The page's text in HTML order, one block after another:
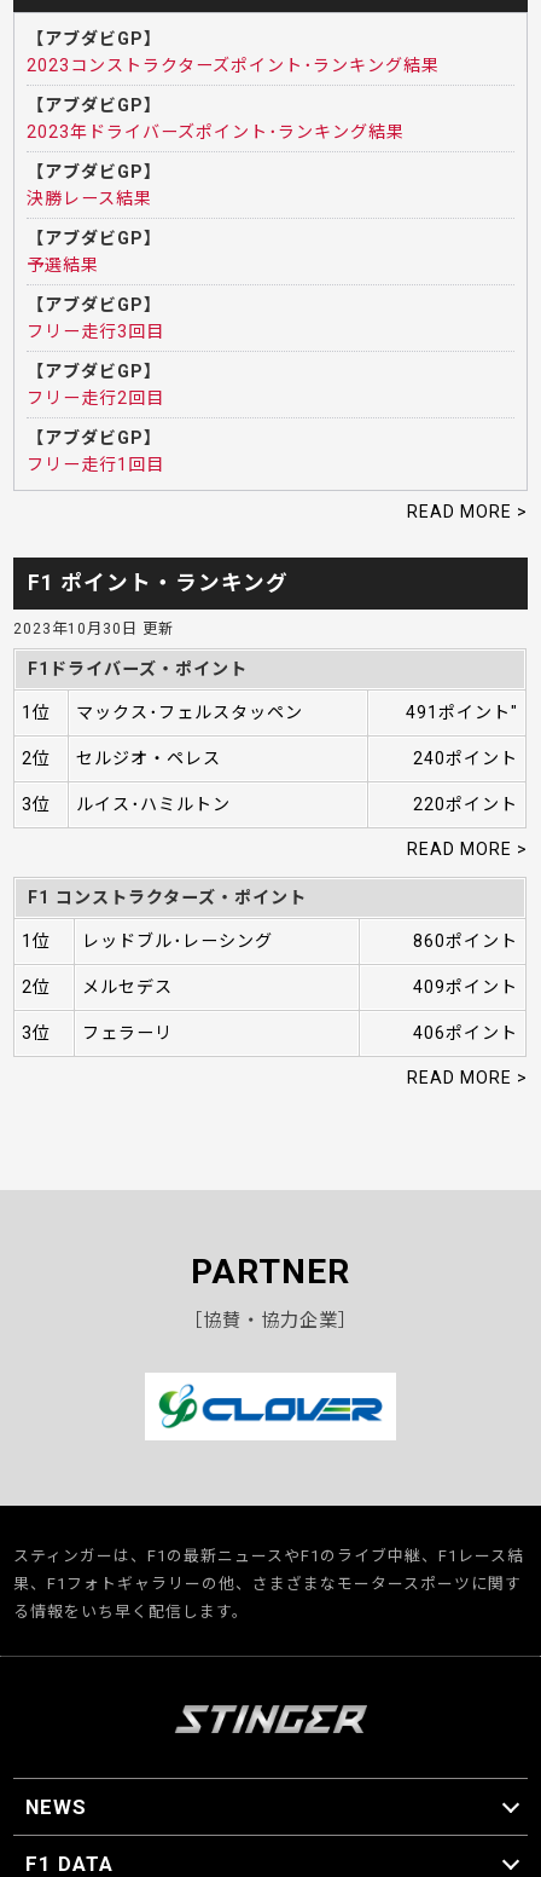
【アブダビGP】
2023コンストラクターズポイント･ランキング結果
【アブダビGP】
2023年ドライバーズポイント･ランキング結果
【アブダビGP】
決勝レース結果
【アブダビGP】
予選結果
【アブダビGP】
フリー走行3回目
【アブダビGP】
フリー走行2回目
【アブダビGP】
フリー走行1回目
READ MORE >
F1 ポイント・ランキング
2023年10月30日 更新
F1ドライバーズ・ポイント
1位 マックス･フェルスタッペン 491ポイント"
2位 セルジオ・ペレス 240ポイント
3位 ルイス･ハミルトン 220ポイント
READ MORE >
F1 コンストラクターズ・ポイント
1位 レッドブル･レーシング 860ポイント
2位 メルセデス 409ポイント
3位 フェラーリ 406ポイント
READ MORE >
PARTNER
［協賛・協力企業］
スティンガーは、F1の最新ニュースやF1のライブ中継、F1レース結
果、F1フォトギャラリーの他、さまざまなモータースポーツに関す
る情報をいち早く配信します。
NEWS
F1 ニュース
F1 DATA